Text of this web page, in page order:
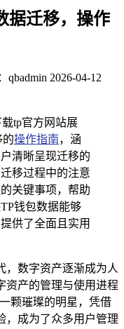
据迁移，操作
qbadmin 2026-04-12
tp官方网站展
的操作指南，涵
清晰呈现迁移的
移过程中的注意
关键事项，帮助
钱包数据能够
供了全面且实用
，数字资产逐渐成为人
资产的管理与使用进程
颗璀璨的明星，凭借
，成为了众多用户管理